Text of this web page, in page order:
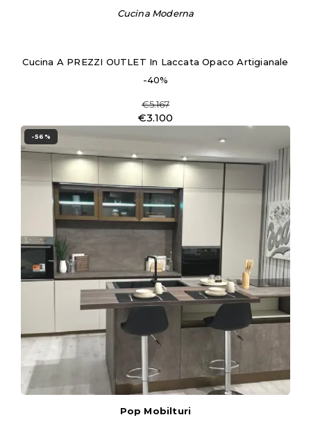
Cucina Moderna
Cucina A PREZZI OUTLET In Laccata Opaco Artigianale
-40%
€5.167
€3.100
-56%
Pop Mobilturi